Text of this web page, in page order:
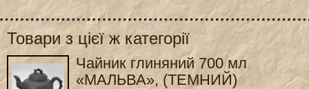
Товари з цієї ж категорії
Чайник глиняний 700 мл
«МАЛЬВА», (ТЕМНИЙ)